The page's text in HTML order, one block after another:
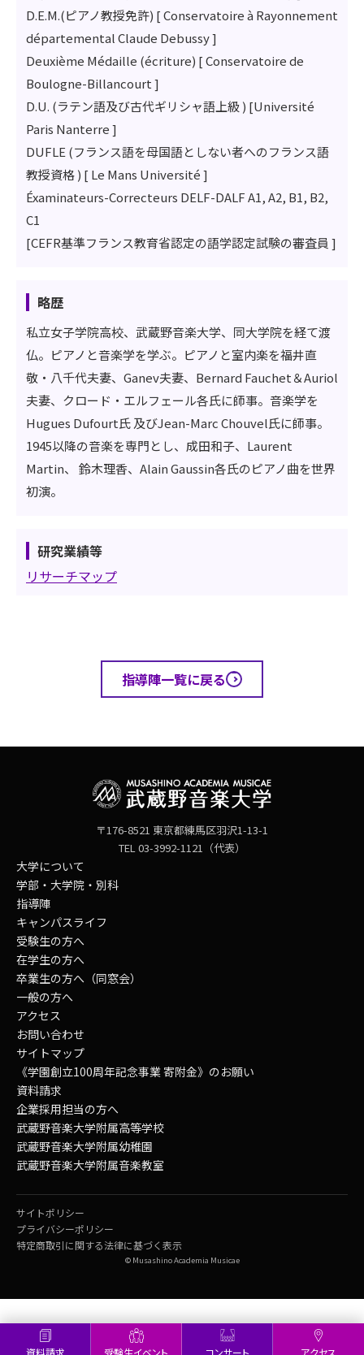
D.E.M.(ピアノ教授免許) [ Conservatoire à Rayonnement
départemental Claude Debussy ]
Deuxième Médaille (écriture) [ Conservatoire de
Boulogne-Billancourt ]
D.U. (ラテン語及び古代ギリシャ語上級 ) [Université
Paris Nanterre ]
DUFLE (フランス語を母国語としない者へのフランス語
教授資格 ) [ Le Mans Université ]
Éxaminateurs-Correcteurs DELF-DALF A1, A2, B1, B2,
C1
[CEFR基準フランス教育省認定の語学認定試験の審査員 ]
略歴
私立女子学院高校、武蔵野音楽大学、同大学院を経て渡
仏。ピアノと音楽学を学ぶ。ピアノと室内楽を福井直
敬・八千代夫妻、Ganev夫妻、Bernard Fauchet＆Auriol
夫妻、クロード・エルフェール各氏に師事。音楽学を
Hugues Dufourt氏 及びJean-Marc Chouvel氏に師事。
1945以降の音楽を専門とし、成田和子、Laurent
Martin、 鈴木理香、Alain Gaussin各氏のピアノ曲を世界
初演。
研究業績等
リサーチマップ
指導陣一覧に戻る
資料請求 受験生イベント コンサート アクセス
〒176-8521 東京都練馬区羽沢1-13-1
TEL 03-3992-1121（代表）
大学について
学部・大学院・別科
指導陣
キャンパスライフ
受験生の方へ
在学生の方へ
卒業生の方へ（同窓会）
一般の方へ
アクセス
お問い合わせ
サイトマップ
《学園創立100周年記念事業 寄附金》のお願い
資料請求
企業採用担当の方へ
武蔵野音楽大学附属高等学校
武蔵野音楽大学附属幼稚園
武蔵野音楽大学附属音楽教室
© Musashino Academia Musicae
サイトポリシー
プライバシーポリシー
特定商取引に関する法律に基づく表示